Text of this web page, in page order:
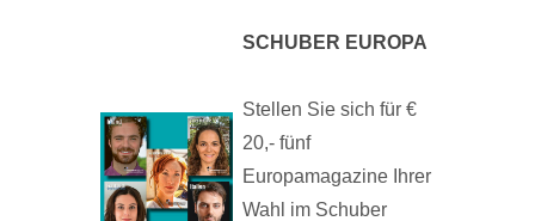
SCHUBER EUROPA
Stellen Sie sich für €
20,- fünf
Europamagazine Ihrer
Wahl im Schuber